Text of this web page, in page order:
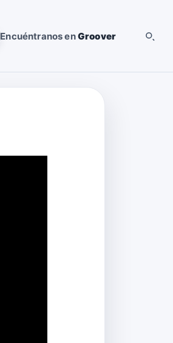
Encuéntranos enGroover